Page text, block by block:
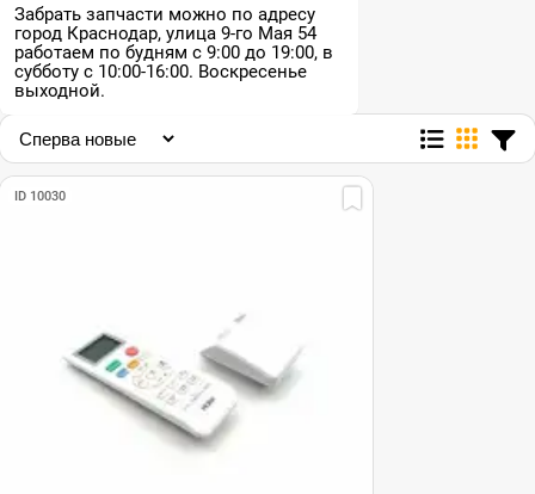
Забрать запчасти можно по адресу
город Краснодар, улица 9-го Мая 54
работаем по будням с 9:00 до 19:00, в
субботу с 10:00-16:00. Воскресенье
выходной.
ID 10030